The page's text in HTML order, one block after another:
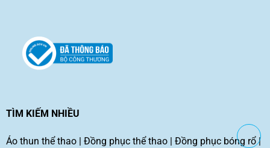
TÌM KIẾM NHIỀU
Áo thun thể thao| Đồng phục thể thao| Đồng phục bóng rổ|